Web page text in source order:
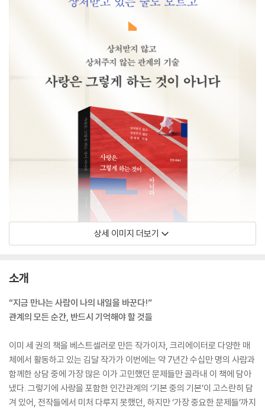
상세 이미지 더보기
소개
“지금 만나는 사람이 나의 내일을 바꾼다!”
관계의 모든 순간, 반드시 기억해야 할 것들
이미 세 권의 책을 베스트셀러로 만든 작가이자, 크리에이터로 다양한 매
체에서 활동하고 있는 김달 작가가 이번에는 약 7년간 수십만 명의 사람과
함께한 상담 중에 가장 많은 이가 고민했던 문제들만 골라내 이 책에 담아
냈다. 그렇기에 사랑을 포함한 인간관계의 ‘기본 중의 기본’이 고스란히 담
겨 있어, 전작들에서 미처 다루지 못했던, 하지만 ‘가장 중요한 문제들’까지